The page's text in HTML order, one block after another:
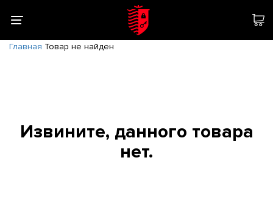
Главная Товар не найден
Извините, данного товара
нет.